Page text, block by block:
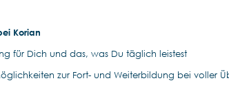
Korian
für Dich und das, was Du täglich leistest
zur Fort- und Weiterbildung bei voller